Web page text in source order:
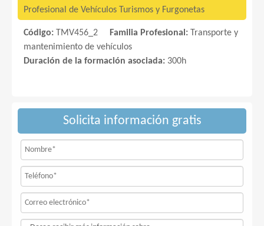
Profesional de Vehículos Turismos y Furgonetas
Código: TMV456_2 Familia Profesional:
Transporte y
mantenimiento de vehículos
Duración de la formación asociada: 300h
Solicita información gratis